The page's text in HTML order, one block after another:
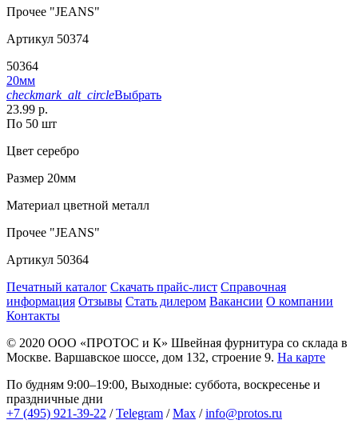
Прочее "JEANS"
Артикул 50374
50364
20мм
checkmark_alt_circleВыбрать
23.99 р.
По 50 шт
Цвет серебро
Размер 20мм
Материал цветной металл
Прочее "JEANS"
Артикул 50364
Печатный каталог Скачать прайс-лист Справочная
информация Отзывы Стать дилером Вакансии О компании
Контакты
© 2020 ООО «ПРОТОС и К» Швейная фурнитура со склада в
Москве. Варшавское шоссе, дом 132, строение 9. На карте
По будням 9:00–19:00, Выходные: суббота, воскресенье и
праздничные дни
+7 (495) 921-39-22 /Telegram /Max /info@protos.ru